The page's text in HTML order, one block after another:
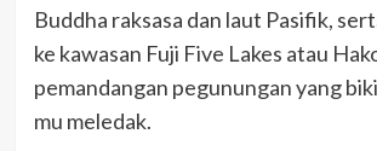
Buddha raksasa dan laut Pasifik,
ke kawasan Fuji Five Lakes atau
pemandangan pegunungan yang
mu meledak.